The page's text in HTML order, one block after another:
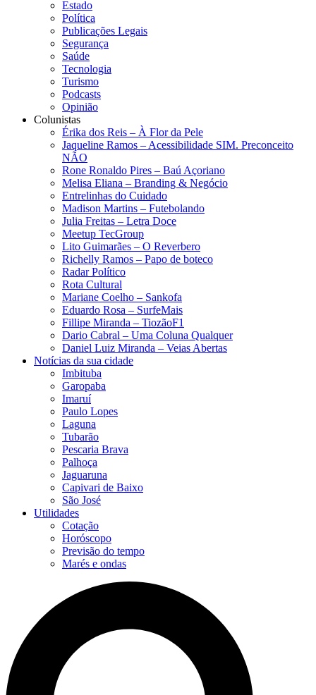
Estado
Política
Publicações Legais
Segurança
Saúde
Tecnologia
Turismo
Podcasts
Opinião
Colunistas
Érika dos Reis​ – À Flor da Pele
Jaqueline Ramos – Acessibilidade SIM. Preconceito
NÃO
Rone Ronaldo Pires – Baú Açoriano
Melisa Eliana – Branding & Negócio
Entrelinhas do Cuidado
Madison Martins – Futebolando
Julia Freitas​ – Letra Doce
Meetup TecGroup
Lito Guimarães – O Reverbero
Richelly Ramos​ – Papo de boteco
Radar Político
Rota Cultural
Mariane Coelho – Sankofa
Eduardo Rosa​ – SurfeMais
Fillipe Miranda – TiozãoF1
Dario Cabral – Uma Coluna Qualquer
Daniel Luiz Miranda – Veias Abertas
Notícias da sua cidade
Imbituba
Garopaba
Imaruí
Paulo Lopes
Laguna
Tubarão
Pescaria Brava
Palhoça
Jaguaruna
Capivari de Baixo
São José
Utilidades
Cotação
Horóscopo
Previsão do tempo
Marés e ondas